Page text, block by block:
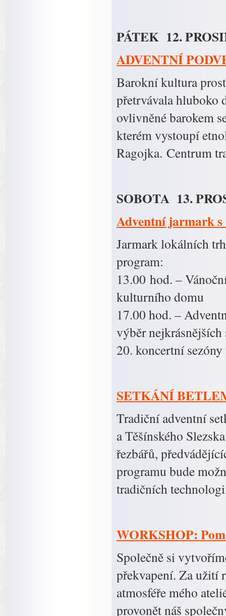
PÁTEK 12.
ADVENTNÍ
Barokní kultura
přetrvávala hluboko
ovlivněné barokem
kterém vystoupí
Ragojka. Centrum
SOBOTA 13.
Adventní jarmark
Jarmark lokálních
program:
13.00 hod. –
kulturního domu
17.00 hod. –
výběr
20. koncertní
SETKÁNÍ
Tradiční adventní
a Těšínského
řezbářů,
programu bude
tradičních
WORKSHOP:
Společně si
překvapení. Za užití
atmosféře mého
provonět náš